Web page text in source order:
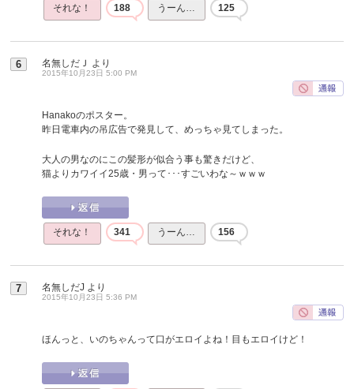
それな！ 188 うーん… 125
6 名無しだＪ より
2015年10月23日 5:00 PM
Hanakoのポスター。
昨日電車内の吊広告で発見して、めっちゃ見てしまった。
大人の男なのにこの髪形が似合う事も驚きだけど、
猫よりカワイイ25歳・男って･･･すごいわな～ｗｗｗ
それな！ 341 うーん… 156
7 名無しだJ より
2015年10月23日 5:36 PM
ほんっと、いのちゃんって口がエロイよね！目もエロイけど！